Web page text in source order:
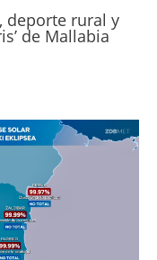
deporte rural y
de Mallabia